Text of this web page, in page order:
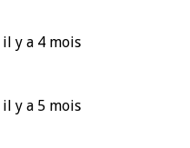
il y a 4 mois
il y a 5 mois